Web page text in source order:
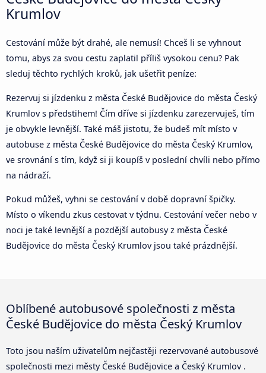
Krumlov
Cestování může být drahé, ale nemusí! Chceš li se vyhnout
tomu, abys za svou cestu zaplatil příliš vysokou cenu? Pak
sleduj těchto rychlých kroků, jak ušetřit peníze:
Rezervuj si jízdenku z města České Budějovice do města Český
Krumlov s předstihem! Čím dříve si jízdenku zarezervuješ, tím
je obvykle levnější. Také máš jistotu, že budeš mít místo v
autobuse z města České Budějovice do města Český Krumlov,
ve srovnání s tím, když si ji koupíš v poslední chvíli nebo přímo
na nádraží.
Pokud můžeš, vyhni se cestování v době dopravní špičky.
Místo o víkendu zkus cestovat v týdnu. Cestování večer nebo v
noci je také levnější a pozdější autobusy z města České
Budějovice do města Český Krumlov jsou také prázdnější.
Oblíbené autobusové společnosti z města
České Budějovice do města Český Krumlov
Toto jsou naším uživatelům nejčastěji rezervované autobusové
společnosti mezi městy České Budějovice a Český Krumlov .